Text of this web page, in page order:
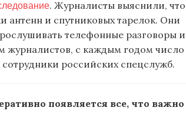
. Журналисты выяснили, что
антенн и спутниковых тарелок. Они
телефонные разговоры и
журналистов, с каждым годом число
российских спецслужб.
появляется все, что важно